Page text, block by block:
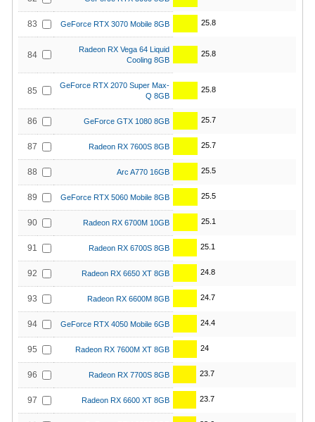
83 GeForce RTX 3070 Mobile 8GB 25.8
84
Radeon RX Vega 64 Liquid
Cooling 8GB
25.8
85
GeForce RTX 2070 Super Max-
Q 8GB
25.8
86 GeForce GTX 1080 8GB 25.7
87 Radeon RX 7600S 8GB 25.7
88 Arc A770 16GB 25.5
89 GeForce RTX 5060 Mobile 8GB 25.5
90 Radeon RX 6700M 10GB 25.1
91 Radeon RX 6700S 8GB 25.1
92 Radeon RX 6650 XT 8GB 24.8
93 Radeon RX 6600M 8GB 24.7
94 GeForce RTX 4050 Mobile 6GB 24.4
95 Radeon RX 7600M XT 8GB 24
96 Radeon RX 7700S 8GB 23.7
97 Radeon RX 6600 XT 8GB 23.7